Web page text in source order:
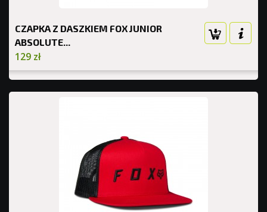
CZAPKA Z DASZKIEM FOX JUNIOR
ABSOLUTE...
129 zł